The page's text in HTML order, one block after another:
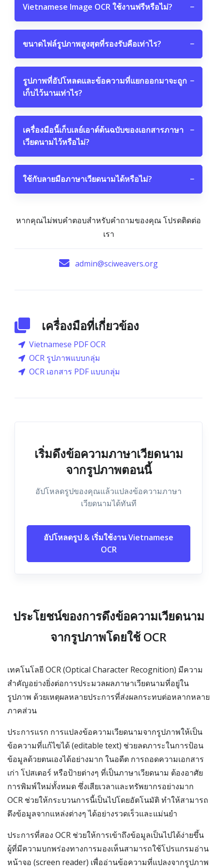
Vietnamese Image OCR ใช้งานฟรีหรือไม่? −
ขนาดไฟล์รูปภาพสูงสุดที่รองรับคือเท่าไร? −
รูปภาพที่อัปโหลดและข้อความที่แยกออกมาจะถูก
เก็บไว้นานเท่าไร?
−
เครื่องมือนี้เก็บเลย์เอาต์ต้นฉบับของเอกสารภาษา
เวียดนามไว้หรือไม่?
−
ใช้กับลายมือภาษาเวียดนามได้หรือไม่? −
หากคุณไม่พบคำตอบสำหรับคำถามของคุณ โปรดติดต่อ
เรา
admin@sciweavers.org
เครื่องมือที่เกี่ยวข้อง
Vietnamese PDF OCR
OCR รูปภาพแบบกลุ่ม
OCR เอกสาร PDF แบบกลุ่ม
เริ่มดึงข้อความภาษาเวียดนาม
จากรูปภาพตอนนี้
อัปโหลดรูปของคุณแล้วแปลงข้อความภาษา
เวียดนามได้ทันที
อัปโหลดรูป & เริ่มใช้งาน Vietnamese
OCR
ประโยชน์ของการดึงข้อความเวียดนาม
จากรูปภาพโดยใช้ OCR
เทคโนโลยี OCR (Optical Character Recognition) มีความ
สำคัญอย่างยิ่งต่อการประมวลผลภาษาเวียดนามที่อยู่ใน
รูปภาพ ด้วยเหตุผลหลายประการที่ส่งผลกระทบต่อหลากหลาย
ภาคส่วน
ประการแรก การแปลงข้อความเวียดนามจากรูปภาพให้เป็น
ข้อความที่แก้ไขได้ (editable text) ช่วยลดภาระในการป้อน
ข้อมูลด้วยตนเองได้อย่างมาก ในอดีต การถอดความเอกสาร
เก่า โปสเตอร์ หรือป้ายต่างๆ ที่เป็นภาษาเวียดนาม ต้องอาศัย
การพิมพ์ใหม่ทั้งหมด ซึ่งเสียเวลาและทรัพยากรอย่างมาก
OCR ช่วยให้กระบวนการนี้เป็นไปโดยอัตโนมัติ ทำให้สามารถ
ดึงข้อมูลจากแหล่งต่างๆ ได้อย่างรวดเร็วและแม่นยำ
ประการที่สอง OCR ช่วยให้การเข้าถึงข้อมูลเป็นไปได้ง่ายขึ้น
ผู้ที่มีความบกพร่องทางการมองเห็นสามารถใช้โปรแกรมอ่าน
หน้าจอ (screen reader) เพื่ออ่านข้อความที่แปลงจากรูปภาพ